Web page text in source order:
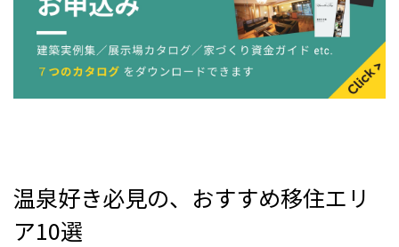
温泉好き必見の、おすすめ移住エリ
ア10選